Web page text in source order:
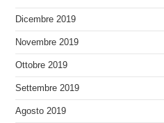
Dicembre 2019
Novembre 2019
Ottobre 2019
Settembre 2019
Agosto 2019